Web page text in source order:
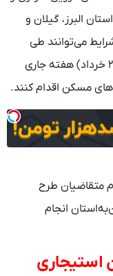
البرز، گیلان و
می‌توانند طی
روزهای سه‌شنبه (۲۶ خرداد) و چهارشنبه (۲۷ خرداد) هفته جاری
مسکن اقدام کنند.
متقاضیان طرح
انجام
استیجاری